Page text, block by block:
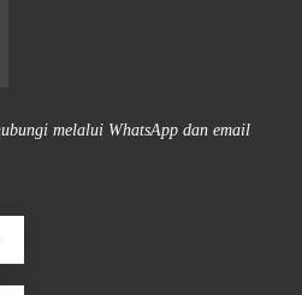
melalui WhatsApp dan email